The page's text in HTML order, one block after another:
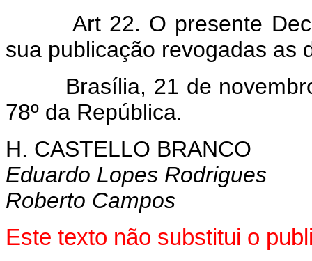
Art 22. O presente
sua publicação revogadas as
Brasília, 21 de novembro
78º da República.
H. CASTELLO BRANCO
Eduardo Lopes Rodrigues
Roberto Campos
Este texto não substitui o